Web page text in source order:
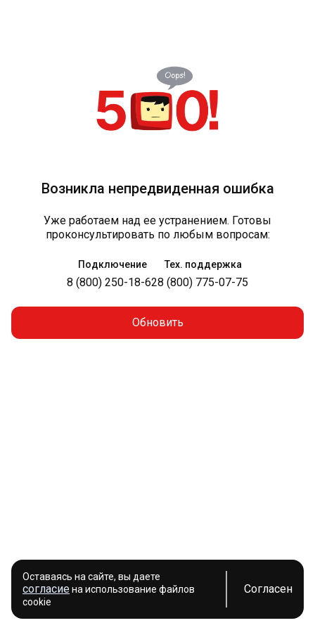
Возникла непредвиденная ошибка
Уже работаем над ее устранением. Готовы
проконсультировать по любым вопросам:
Подключение
8 (800) 250-18-62
Тех. поддержка
8 (800) 775-07-75
Обновить
Оставаясь на сайте, вы даете
согласиена использование файлов
cookie
Согласен